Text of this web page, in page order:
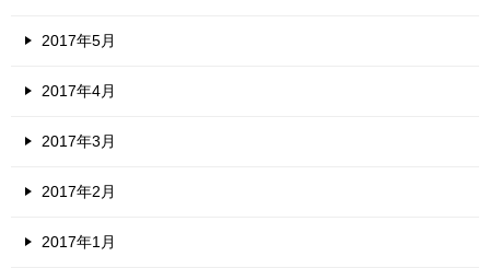
2017年5月
2017年4月
2017年3月
2017年2月
2017年1月